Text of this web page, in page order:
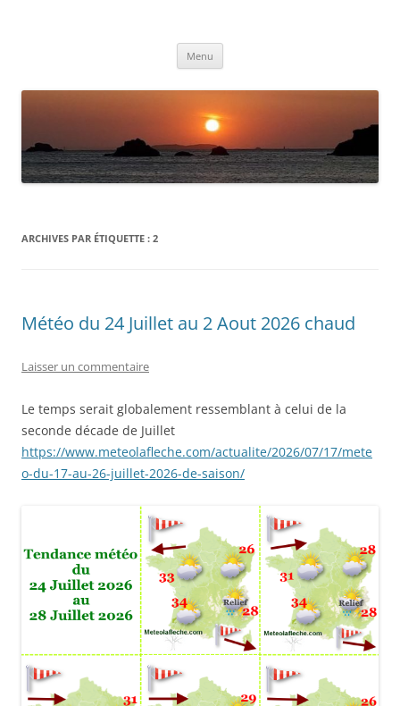
Menu
ARCHIVES PAR ÉTIQUETTE : 2
Météo du 24 Juillet au 2 Aout 2026 chaud
Laisser un commentaire
Le temps serait globalement ressemblant à celui de la
seconde décade de Juillet
https://www.meteolafleche.com/actualite/2026/07/17/mete
o-du-17-au-26-juillet-2026-de-saison/